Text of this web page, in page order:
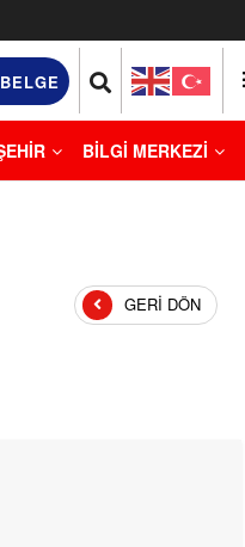
BİLGİ MERKEZİ
GERI DÖN